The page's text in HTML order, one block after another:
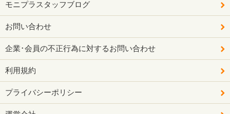
モニプラスタッフブログ
お問い合わせ
企業･会員の不正行為に対するお問い合わせ
利用規約
プライバシーポリシー